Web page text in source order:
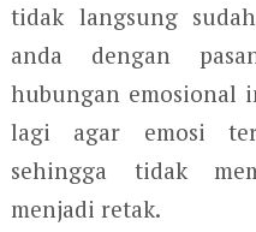
tidak langsung
anda dengan
hubungan emosional
lagi agar emosi
sehingga tidak
menjadi retak.